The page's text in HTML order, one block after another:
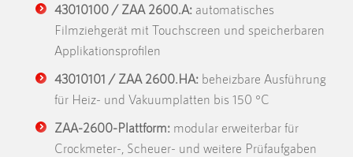
43010100 / ZAA 2600.A: automatisches
Filmziehgerät mit Touchscreen und speicherbaren
Applikationsprofilen
43010101 / ZAA 2600.HA: beheizbare Ausführung
für Heiz- und Vakuumplatten bis 150 °C
ZAA-2600-Plattform: modular erweiterbar für
Crockmeter-, Scheuer- und weitere Prüfaufgaben